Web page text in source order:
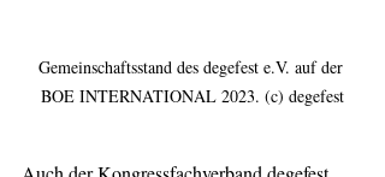
Gemeinschaftsstand des degefest e.V. auf der
BOE INTERNATIONAL 2023. (c) degefest